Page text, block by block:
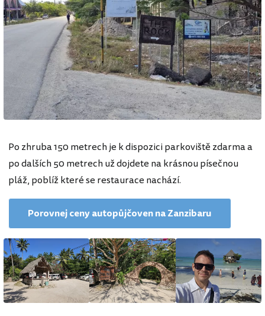
Po zhruba 150 metrech je k dispozici parkoviště zdarma a
po dalších 50 metrech už dojdete na krásnou písečnou
pláž, poblíž které se restaurace nachází.
Porovnej ceny autopůjčoven na Zanzibaru